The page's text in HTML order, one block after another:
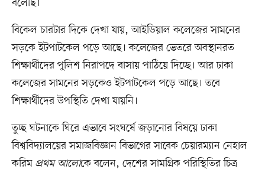
বলেছি।’
বিকেল চারটার দিকে দেখা যায়, আইডিয়াল কলেজের সামনের
সড়কে ইটপাটকেল পড়ে আছে। কলেজের ভেতরে অবস্থানরত
শিক্ষার্থীদের পুলিশ নিরাপদে বাসায় পাঠিয়ে দিচ্ছে। আর ঢাকা
কলেজের সামনের সড়কেও ইটপাটকেল পড়ে আছে। তবে
শিক্ষার্থীদের উপস্থিতি দেখা যায়নি।
তুচ্ছ ঘটনাকে ঘিরে এভাবে সংঘর্ষে জড়ানোর বিষয়ে ঢাকা
বিশ্ববিদ্যালয়ের সমাজবিজ্ঞান বিভাগের সাবেক চেয়ারম্যান নেহাল
করিম প্রথম আলোকে বলেন, দেশের সামগ্রিক পরিস্থিতির চিত্র